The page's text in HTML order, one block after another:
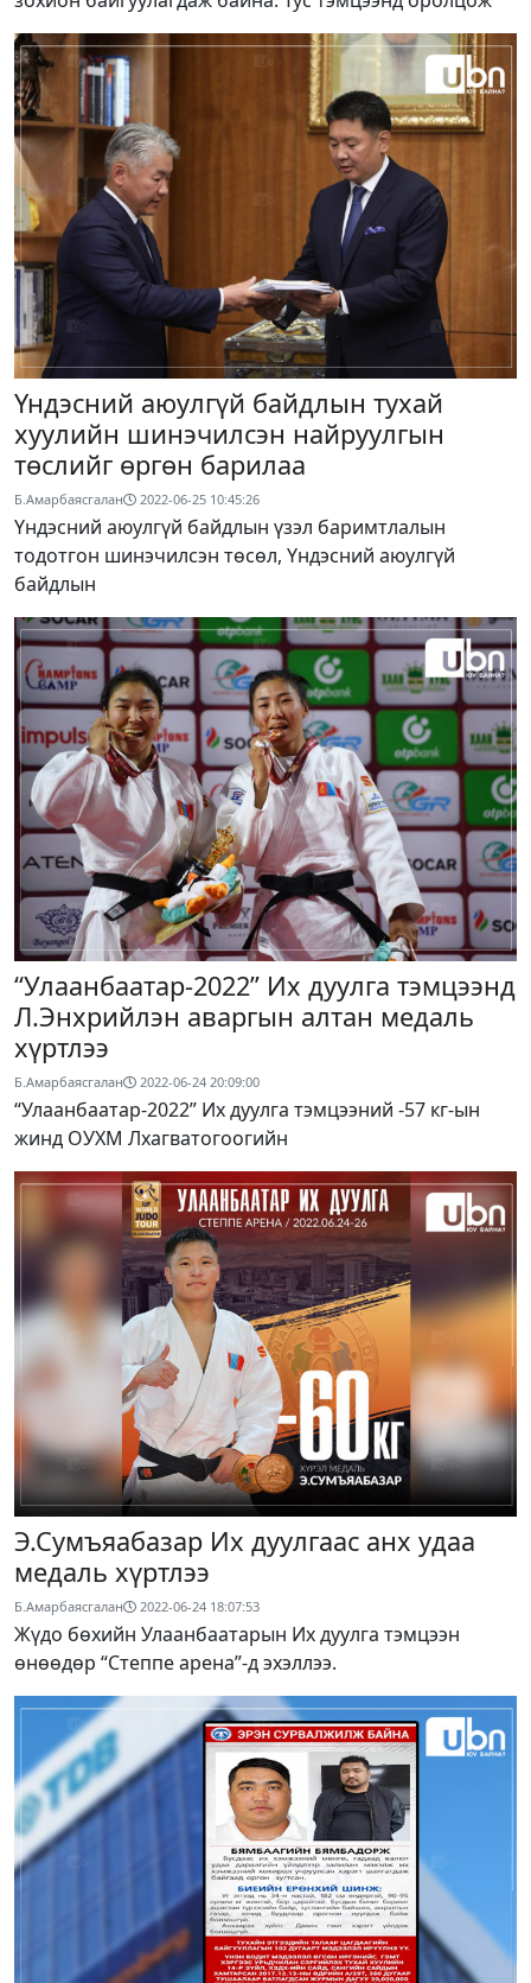
Үндэсний аюулгүй байдлын тухай
хуулийн шинэчилсэн найруулгын
төслийг өргөн барилаа
Б.Амарбаясгалан 2022-06-25 10:45:26
Үндэсний аюулгүй байдлын үзэл баримтлалын
тодотгон шинэчилсэн төсөл, Үндэсний аюулгүй
байдлын
“Улаанбаатар-2022” Их дуулга тэмцээнд
Л.Энхрийлэн аваргын алтан медаль
хүртлээ
Б.Амарбаясгалан 2022-06-24 20:09:00
“Улаанбаатар-2022” Их дуулга тэмцээний -57 кг-ын
жинд ОУХМ Лхагватогоогийн
Э.Сумъяабазар Их дуулгаас анх удаа
медаль хүртлээ
Б.Амарбаясгалан 2022-06-24 18:07:53
Жүдо бөхийн Улаанбаатарын Их дуулга тэмцээн
өнөөдөр “Степпе арена”-д эхэллээ.